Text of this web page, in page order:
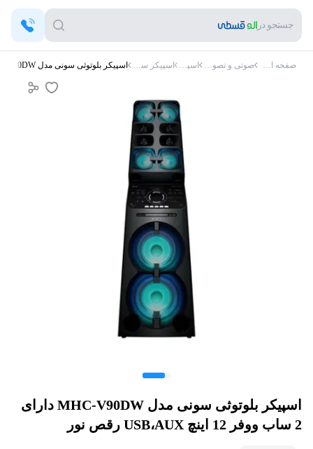
جستجو در
صفحه اصلی صوتی و تصویری اسپیکر اسپیکر سونی اسپیکر بلوتوثی سونی مدل MHC-V90DW دارای 2 ساب ووفر 12 اینچ USB،AUX رقص نور
اسپیکر بلوتوثی سونی مدل MHC-V90DW دارای
2 ساب ووفر 12 اینچ USB،AUX رقص نور